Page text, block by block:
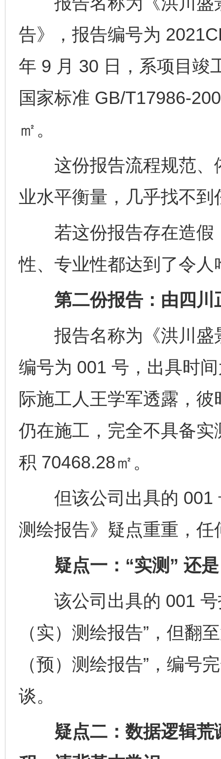
告》，报告编号为
年 9 月 30 日，系项目竣
国家标准 GB/T17986-
㎡。
这份报告流程规范、
业水平衡量，几乎找不到
若这份报告存在造假
性、专业性都达到了令人
第二份报告：由四川
报告名称为《洪川盛
编号为 001 号，出具时
际施工人王学军透露，
仍在施工，完全不具备
积 70468.28㎡。
但该公司出具的 001
测绘报告》疑点重重，
疑点一：“实测” 还是
该公司出具的 001 号
（实）测绘报告”，但翻
（预）测绘报告”，编号
谈。
疑点二：数据逻辑荒